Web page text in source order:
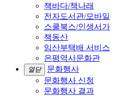
책바다/책나래
전자도서관/모바일
스쿨북스/인생서가
책동산
임산부택배 서비스
은평역사문화관
열닫
문화행사
문화행사 신청
문화행사 결과